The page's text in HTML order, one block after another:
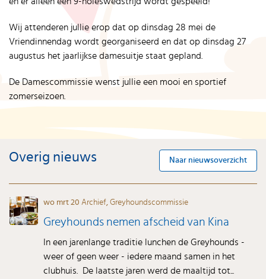
Wij attenderen jullie erop dat op dinsdag 28 mei de
Vriendinnendag wordt georganiseerd en dat op dinsdag 27
augustus het jaarlijkse damesuitje staat gepland.
De Damescommissie wenst jullie een mooi en sportief
zomerseizoen.
Overig nieuws Naar nieuwsoverzicht
wo mrt 20Archief,Greyhoundscommissie
Greyhounds nemen afscheid van Kina
In een jarenlange traditie lunchen de Greyhounds -
weer of geen weer - iedere maand samen in het
clubhuis. De laatste jaren werd de maaltijd tot...